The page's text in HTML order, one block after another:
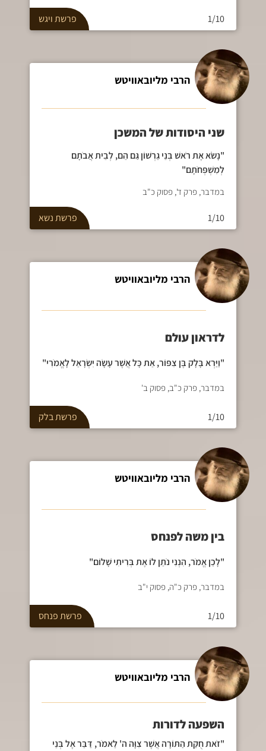
1/10 פרשתויגש
הרבי מליובאוויטש
שני היסודות של המשכן
"נָשֹׂא אֶת רֹאשׁ בְּנֵי גֵרְשׁוֹן גַּם הֵם, לְבֵית אֲבֹתָם
לְמִשְׁפְּחֹתָם"
במדבר, פרק ד', פסוק כ"ב
1/10 פרשתנשא
הרבי מליובאוויטש
לדראון עולם
"וַיַּרְא בָּלָק בֶּן צִפּוֹר, אֵת כָּל אֲשֶׁר עָשָׂה יִשְׂרָאֵל לָאֱמֹרִי"
במדבר, פרק כ"ב, פסוק ב'
1/10 פרשתבלק
הרבי מליובאוויטש
בין משה לפנחס
"לָכֵן אֱמֹר, הִנְנִי נֹתֵן לוֹ אֶת בְּרִיתִי שָׁלוֹם"
במדבר, פרק כ"ה, פסוק י"ב
1/10 פרשתפנחס
הרבי מליובאוויטש
השפעה לדורות
"זֹאת חֻקַּת הַתּוֹרָה אֲשֶׁר צִוָּה ה' לֵאמֹר, דַּבֵּר אֶל בְּנֵי